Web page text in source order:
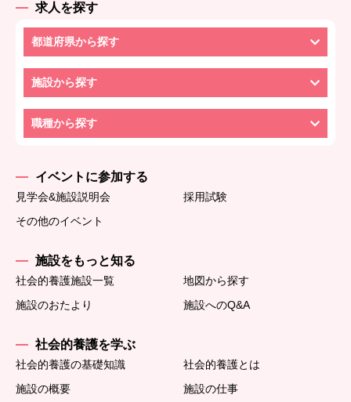
求人を探す
都道府県から探す
施設から探す
職種から探す
イベントに参加する
見学会&施設説明会
採用試験
その他のイベント
施設をもっと知る
社会的養護施設一覧
地図から探す
施設のおたより
施設へのQ&A
社会的養護を学ぶ
社会的養護の基礎知識
社会的養護とは
施設の概要
施設の仕事